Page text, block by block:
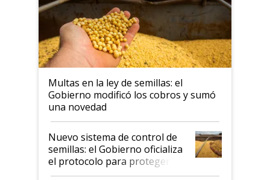
Multas en la ley de semillas: el
Gobierno modificó los cobros y sumó
una novedad
Nuevo sistema de control de
semillas: el Gobierno oficializa
el protocolo para proteger la
propiedad intelectual